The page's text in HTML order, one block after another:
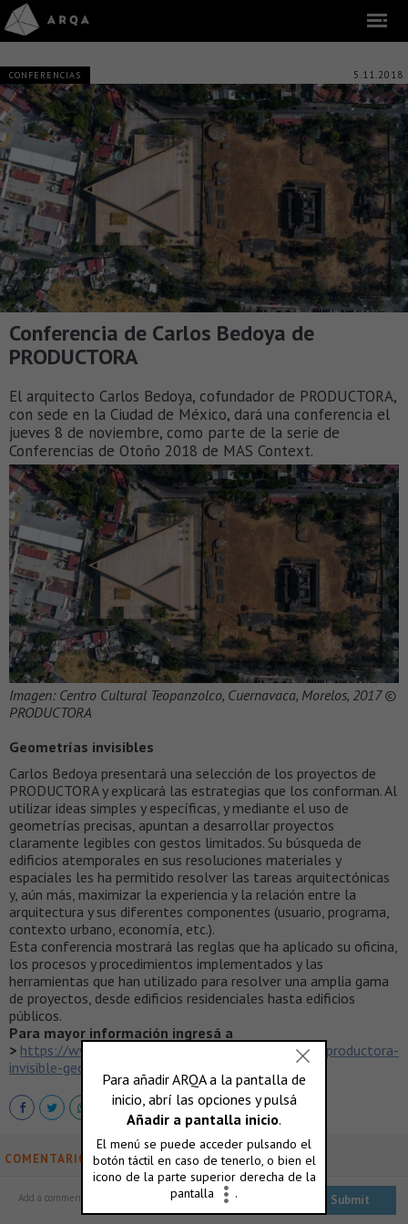
CONFERENCIAS 5.11.2018
Conferencia de Carlos Bedoya de
PRODUCTORA
El arquitecto Carlos Bedoya, cofundador de PRODUCTORA,
con sede en la Ciudad de México, dará una conferencia el
jueves 8 de noviembre, como parte de la serie de
Conferencias de Otoño 2018 de MAS Context.
Imagen: Centro Cultural Teopanzolco, Cuernavaca, Morelos, 2017 ©
PRODUCTORA
Geometrías invisibles
Carlos Bedoya presentará una selección de los proyectos de
PRODUCTORA y explicará las estrategias que los conforman.Al
utilizar ideas simples y específicas, y mediante el uso de
geometrías precisas, apuntan a desarrollar proyectos
claramente legibles con gestos limitados. Su búsqueda de
edificios atemporales en sus resoluciones materiales y
espaciales les ha permitido resolver las tareas arquitectónicas
y, aún más, maximizar la experiencia y la relación entre la
arquitectura y sus diferentes componentes (usuario, programa,
contexto urbano, economía, etc.).
Esta conferencia mostrará las reglas que ha aplicado su oficina,
los procesos y procedimientos implementados y las
herramientas que han utilizado para resolver una amplia gama
de proyectos, desde edificios residenciales hasta edificios
públicos.
Para mayor información ingresá a
> https://www.eventbrite.com/e/carlos-bedoya-of-productora-
invisible-geometries-tickets-51734916528
COMENTARIOS